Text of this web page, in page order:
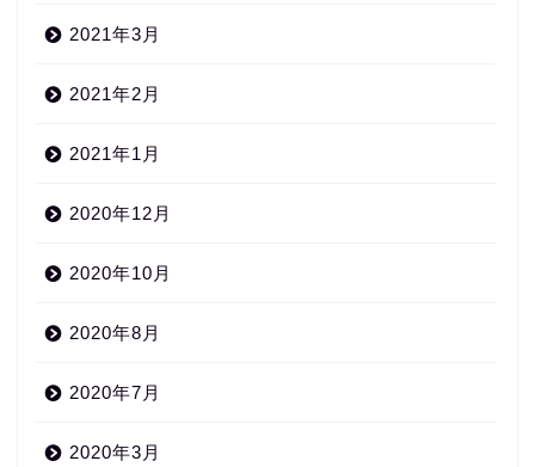
2021年3月
2021年2月
2021年1月
2020年12月
2020年10月
2020年8月
2020年7月
2020年3月